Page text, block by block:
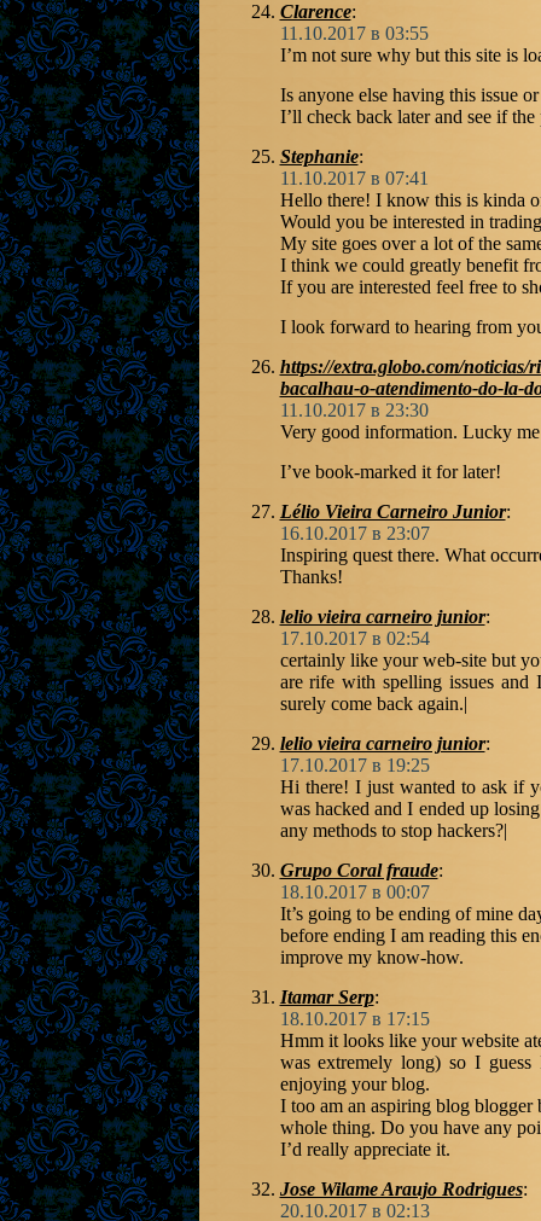
Clarence:
11.10.2017 в 03:55
I’m not sure why but this site is
Is anyone else having this issue
I’ll check back later and see if
Stephanie:
11.10.2017 в 07:41
Hello there! I know this is kinda
Would you be interested in
My site goes over a lot of the
I think we could greatly benefit
If you are interested feel free to
I look forward to hearing from
https://extra.globo.com/noticias/
bacalhau-o-atendimento-do-la-
11.10.2017 в 23:30
Very good information. Lucky
I’ve book-marked it for later!
Lélio Vieira Carneiro Junior:
16.10.2017 в 23:07
Inspiring quest there. What
Thanks!
lelio vieira carneiro junior:
17.10.2017 в 02:54
certainly like your web-site but
are rife with spelling issues
surely come back again.|
lelio vieira carneiro junior:
17.10.2017 в 19:25
Hi there! I just wanted to ask if
was hacked and I ended up
any methods to stop hackers?|
Grupo Coral fraude:
18.10.2017 в 00:07
It’s going to be ending of mine
before ending I am reading this
improve my know-how.
Itamar Serp:
18.10.2017 в 17:15
Hmm it looks like your website
was extremely long) so I
enjoying your blog.
I too am an aspiring blog blogger
whole thing. Do you have any
I’d really appreciate it.
Jose Wilame Araujo Rodrigues:
20.10.2017 в 02:13